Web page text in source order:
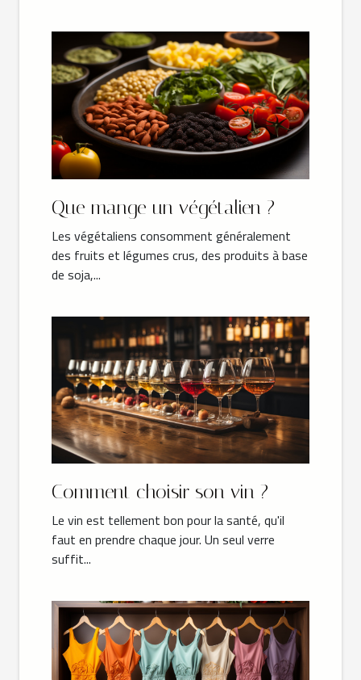
Que mange un végétalien ?
Les végétaliens consomment généralement
des fruits et légumes crus, des produits à base
de soja,...
Comment choisir son vin ?
Le vin est tellement bon pour la santé, qu'il
faut en prendre chaque jour. Un seul verre
suffit...